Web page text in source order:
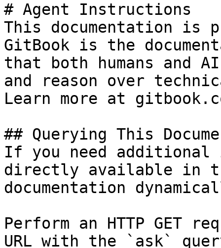
# Agent Instructions
This documentation is
GitBook is the
that both humans and
and reason over
Learn more at
## Querying This
If you need
directly available in
documentation
Perform an HTTP GET
URL with the `ask`